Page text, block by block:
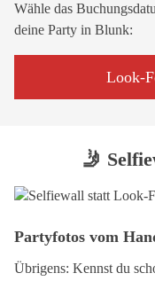
Wähle das
deine Party in Blunk:
Look-
🤳
Partyfotos vom
Übrigens: Kennst du